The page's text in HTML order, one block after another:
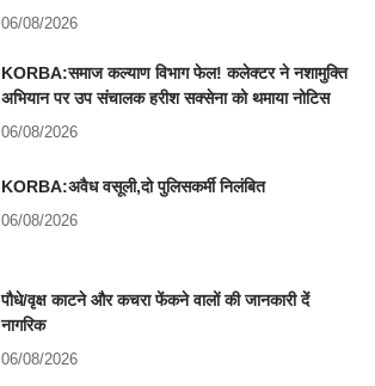
06/08/2026
KORBA:समाज कल्याण विभाग फेल! कलेक्टर ने नशामुक्ति
अभियान पर उप संचालक हरीश सक्सेना को थमाया नोटिस
06/08/2026
KORBA:अवैध वसूली,दो पुलिसकर्मी निलंबित
06/08/2026
पौधे/वृक्ष काटने और कचरा फेंकने वालों की जानकारी दें
नागरिक
06/08/2026